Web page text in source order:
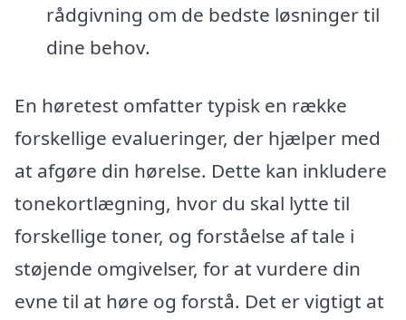
rådgivning om de bedste løsninger til
dine behov.
En høretest omfatter typisk en række
forskellige evalueringer, der hjælper med
at afgøre din hørelse. Dette kan inkludere
tonekortlægning, hvor du skal lytte til
forskellige toner, og forståelse af tale i
støjende omgivelser, for at vurdere din
evne til at høre og forstå. Det er vigtigt at